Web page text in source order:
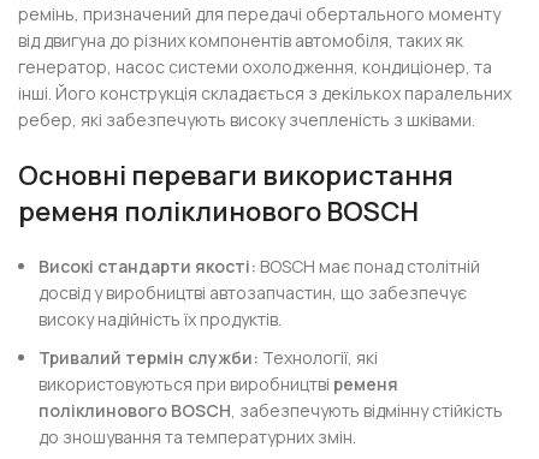
ремінь, призначений для передачі обертального моменту
від двигуна до різних компонентів автомобіля, таких як
генератор, насос системи охолодження, кондиціонер, та
інші. Його конструкція складається з декількох паралельних
ребер, які забезпечують високу зчепленість з шківами.
Основні переваги використання
ременя поліклинового BOSCH
Високі стандарти якості: BOSCH має понад столітній
досвід у виробництві автозапчастин, що забезпечує
високу надійність їх продуктів.
Тривалий термін служби: Технології, які
використовуються при виробництві ременя
поліклинового BOSCH, забезпечують відмінну стійкість
до зношування та температурних змін.